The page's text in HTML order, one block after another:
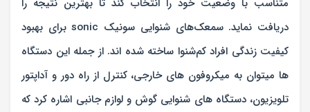
متناسب با وضعیت خود را انتخاب کند تا بهترین نتیجه را
دریافت نماید. سمعک‌های شنوایی سونیک sonic برای بهبود
کیفیت زندگی افراد کم‌شنوا ساخته شده اند. از جمله این دستگاه
ها میتوان به میکروفون های خارجی، کنترل از راه دور و آداپتور
تلویزیون، دستگاه های شنوایی گوش و لوازم جانبی اشاره کرد که